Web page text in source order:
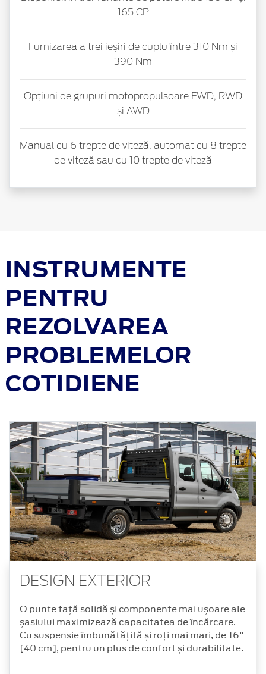
165 CP
Furnizarea a trei ieșiri de cuplu între 310 Nm și
390 Nm
Opțiuni de grupuri motopropulsoare FWD, RWD
și AWD
Manual cu 6 trepte de viteză, automat cu 8 trepte
de viteză sau cu 10 trepte de viteză
INSTRUMENTE
PENTRU
REZOLVAREA
PROBLEMELOR
COTIDIENE
DESIGN EXTERIOR
O punte față solidă și componente mai ușoare ale
șasiului maximizează capacitatea de încărcare.
Cu suspensie îmbunătățită și roți mai mari, de 16"
[40 cm], pentru un plus de confort și durabilitate.